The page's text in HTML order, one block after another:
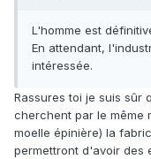
L'homme est
En attendant,
intéressée.
Rassures toi je suis sûr
cherchent par le même
moelle épinière) la
permettront d'avoir des